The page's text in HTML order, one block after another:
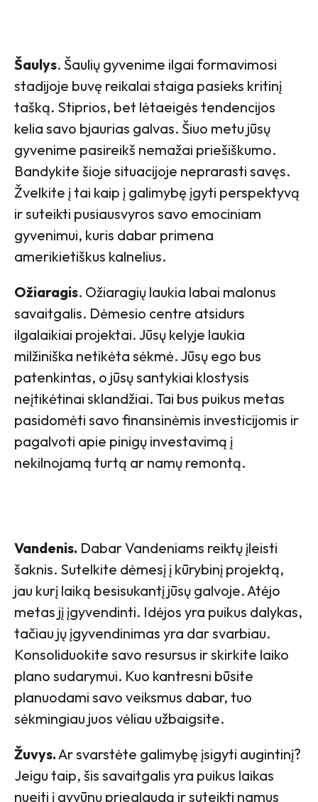
Šaulys. Šaulių gyvenime ilgai formavimosi
stadijoje buvę reikalai staiga pasieks kritinį
tašką. Stiprios, bet lėtaeigės tendencijos
kelia savo bjaurias galvas. Šiuo metu jūsų
gyvenime pasireikš nemažai priešiškumo.
Bandykite šioje situacijoje neprarasti savęs.
Žvelkite į tai kaip į galimybę įgyti perspektyvą
ir suteikti pusiausvyros savo emociniam
gyvenimui, kuris dabar primena
amerikietiškus kalnelius.
Ožiaragis. Ožiaragių laukia labai malonus
savaitgalis. Dėmesio centre atsidurs
ilgalaikiai projektai. Jūsų kelyje laukia
milžiniška netikėta sėkmė. Jūsų ego bus
patenkintas, o jūsų santykiai klostysis
neįtikėtinai sklandžiai. Tai bus puikus metas
pasidomėti savo finansinėmis investicijomis ir
pagalvoti apie pinigų investavimą į
nekilnojamą turtą ar namų remontą.
Vandenis. Dabar Vandeniams reiktų įleisti
šaknis. Sutelkite dėmesį į kūrybinį projektą,
jau kurį laiką besisukantį jūsų galvoje. Atėjo
metas jį įgyvendinti. Idėjos yra puikus dalykas,
tačiau jų įgyvendinimas yra dar svarbiau.
Konsoliduokite savo resursus ir skirkite laiko
plano sudarymui. Kuo kantresni būsite
planuodami savo veiksmus dabar, tuo
sėkmingiau juos vėliau užbaigsite.
Žuvys.Ar svarstėte galimybę įsigyti augintinį?
Jeigu taip, šis savaitgalis yra puikus laikas
nueiti į gyvūnų prieglaudą ir suteikti namus